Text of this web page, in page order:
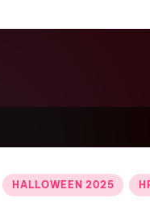
HALLOWEEN 2025